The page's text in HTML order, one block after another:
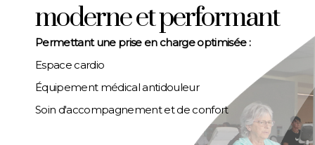
moderne et performant
Permettant une prise en charge optimisée :
Espace cardio
Équipement médical antidouleur
Soin d'accompagnement et de confort